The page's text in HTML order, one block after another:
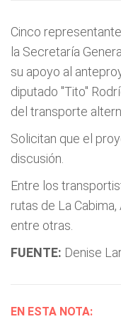
Cinco
la Secretaría
su apoyo al
diputado "Tito"
del transporte
Solicitan que el
discusión.
Entre los
rutas de La Cabima,
entre otras.
FUENTE: Denise
EN ESTA NOTA: